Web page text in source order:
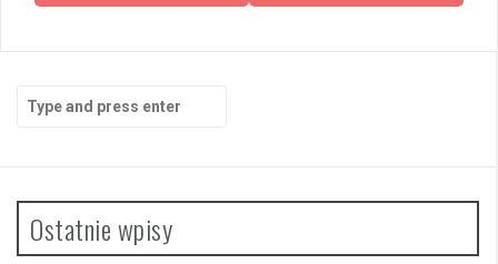
Search
for:
Ostatnie wpisy